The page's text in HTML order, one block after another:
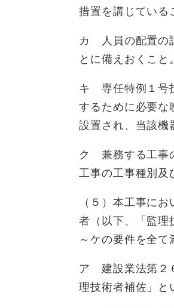
措置を講じている
カ 人員の配置の
とに備えおくこと
キ 専任特例１号
するために必要な
設置され、当該機
ク 兼務する工事
工事の工事種別及
（５）本工事に
者（以下、「監理
～ケの要件を全て
ア 建設業法第２
理技術者補佐」と